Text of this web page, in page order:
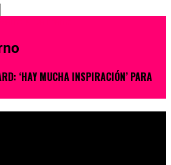
‘HAY MUCHA INSPIRACIÓN’ PARA